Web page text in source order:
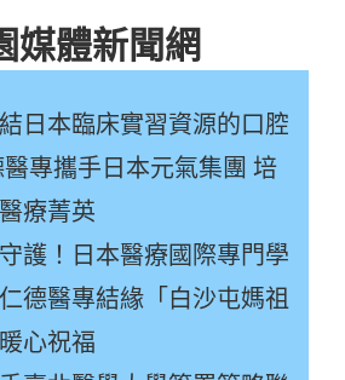
媒體新聞網
日本臨床實習資源的口腔
專攜手日本元氣集團 培
療菁英
護！日本醫療國際專門學
德醫專結緣「白沙屯媽祖
心祝福